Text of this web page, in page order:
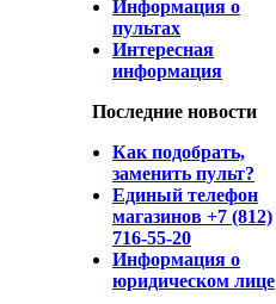
Информация о
пультах
Интересная
информация
Последние новости
Как подобрать,
заменить пульт?
Единый телефон
магазинов +7 (812)
716-55-20
Информация о
юридическом лице